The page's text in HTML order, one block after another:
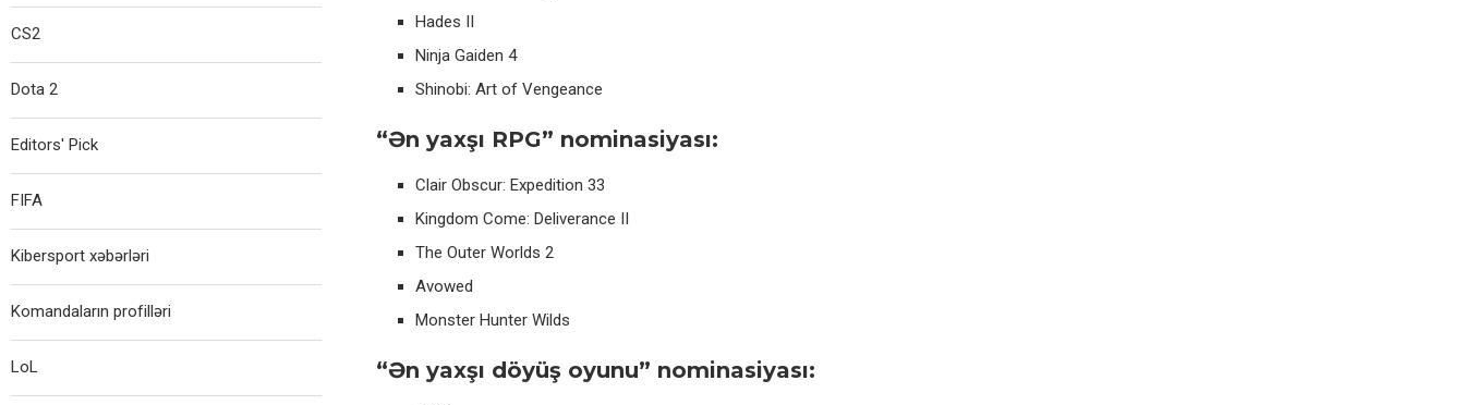
Hades II
Ninja Gaiden 4
Shinobi: Art of Vengeance
“Ən yaxşı RPG” nominasiyası:
Clair Obscur: Expedition 33
Kingdom Come: Deliverance II
The Outer Worlds 2
Avowed
Monster Hunter Wilds
“Ən yaxşı döyüş oyunu” nominasiyası:
CS2
Dota 2
Editors' Pick
FIFA
Kibersport xəbərləri
Komandaların profilləri
LoL